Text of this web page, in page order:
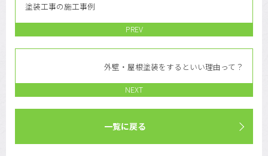
塗装工事の施工事例
PREV
外壁・屋根塗装をするといい理由って？
NEXT
一覧に戻る